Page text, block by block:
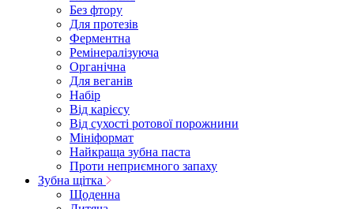
Без фтору
Для протезів
Ферментна
Ремінералізуюча
Органічна
Для веганів
Набір
Від карієсу
Від сухості ротової порожнини
Мініформат
Найкраща зубна паста
Проти неприємного запаху
Зубна щітка
Щоденна